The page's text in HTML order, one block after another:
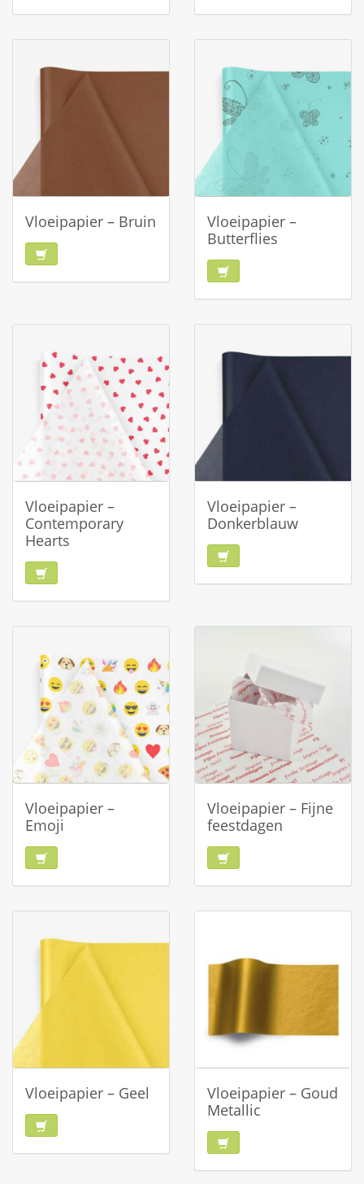
Vloeipapier – Bruin
Vloeipapier –
Butterflies
Vloeipapier –
Contemporary
Hearts
Vloeipapier –
Donkerblauw
Vloeipapier –
Emoji
Vloeipapier – Fijne
feestdagen
Vloeipapier – Geel
Vloeipapier – Goud
Metallic